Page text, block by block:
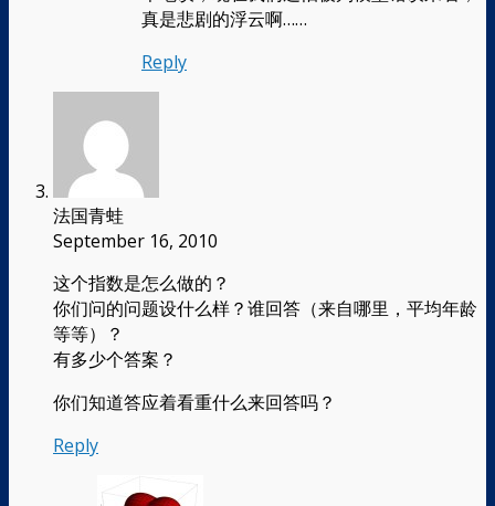
真是悲剧的浮云啊……
Reply
法国青蛙
September 16, 2010
这个指数是怎么做的？
你们问的问题设什么样？谁回答（来自哪里，平均年龄
等等）？
有多少个答案？
你们知道答应着看重什么来回答吗？
Reply